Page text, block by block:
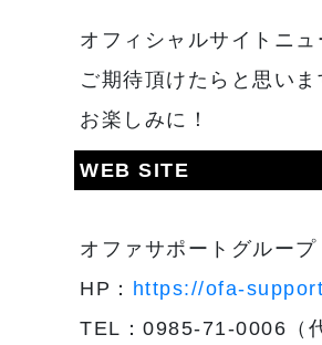
オフィシャルサイトニ
ご期待頂けたらと思いま
お楽しみに！
WEB SITE
オファサポートグループ
HP： https://ofa-
TEL：0985-71-0006（